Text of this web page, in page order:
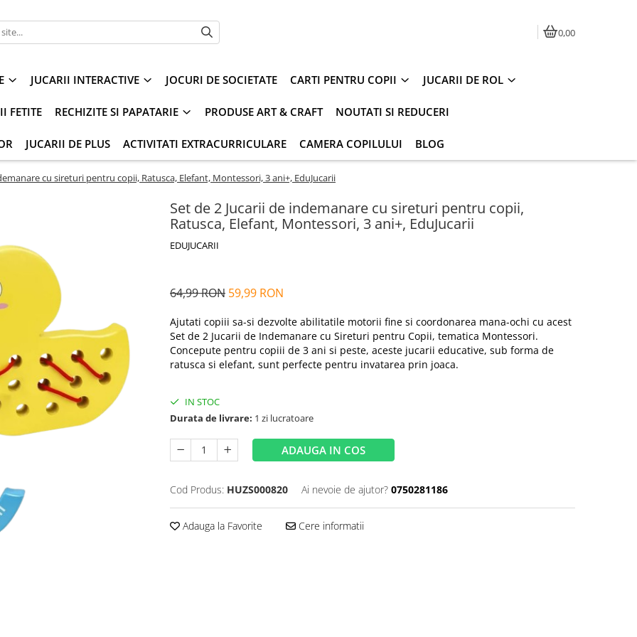
0,00
JUCARII INTERACTIVE JOCURI DE SOCIETATE CARTI PENTRU COPII JUCARII DE ROL
FETITE RECHIZITE SI PAPATARIE PRODUSE ART & CRAFT NOUTATI SI REDUCERI
JUCARII DE PLUS ACTIVITATI EXTRACURRICULARE CAMERA COPILULUI BLOG
cu sireturi pentru copii, Ratusca, Elefant, Montessori, 3 ani+, EduJucarii
Set de 2 Jucarii de indemanare cu sireturi pentru copii,
Ratusca, Elefant, Montessori, 3 ani+, EduJucarii
EDUJUCARII
64,99 RON 59,99 RON
Ajutati copiii sa-si dezvolte abilitatile motorii fine si coordonarea mana-ochi cu acest
Set de 2 Jucarii de Indemanare cu Sireturi pentru Copii, tematica Montessori.
Concepute pentru copiii de 3 ani si peste, aceste jucarii educative, sub forma de
ratusca si elefant, sunt perfecte pentru invatarea prin joaca.
IN STOC
Durata de livrare: 1 zi lucratoare
ADAUGA IN COS
Cod Produs: HUZS000820 Ai nevoie de ajutor? 0750281186
Adauga la Favorite Cere informatii